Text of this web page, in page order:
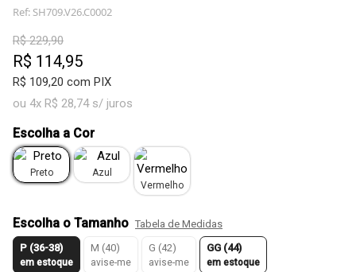
Ref: SH709.V26.C0002
R$ 229,90
R$ 114,95
R$ 109,20 com PIX
ou 4x R$ 28,74 s/ juros
Escolha a Cor
Preto
Azul
Vermelho
Escolha o Tamanho Tabela de Medidas
P (36-38)
em estoque
M (40)
avise-me
G (42)
avise-me
GG (44)
em estoque